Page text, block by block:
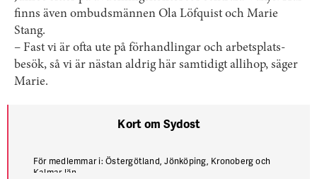
finns även ombudsmännen Ola Löfquist och Marie
Stang.
– Fast vi är ofta ute på förhandlingar och arbetsplats­
besök, så vi är nästan aldrig här samtidigt allihop, säger
Marie.
Kort om Sydost
För medlemmar i: Öster­götland, Jönköping, Kronoberg och
Kalmar län.